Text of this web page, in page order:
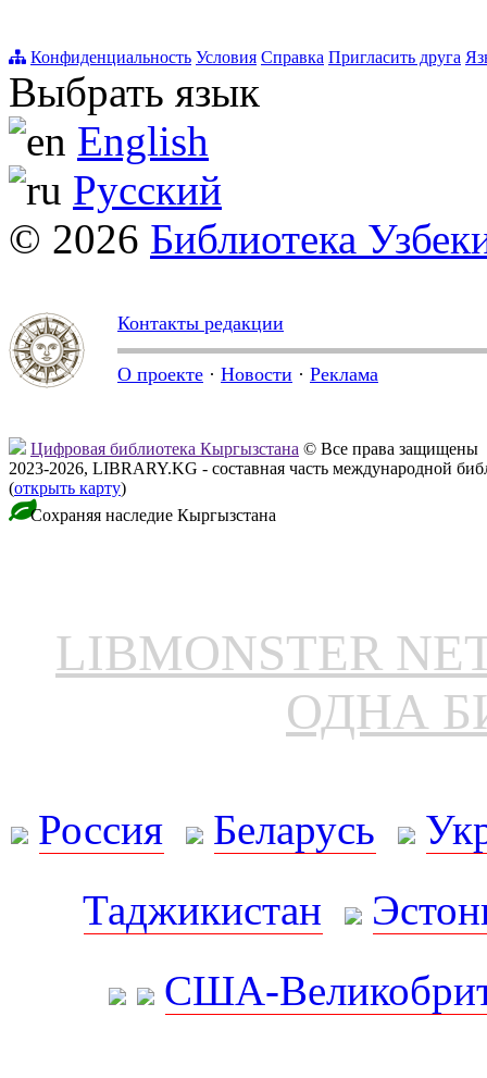
Конфиденциальность Условия Справка Пригласить друга
Выбрать язык
English
Русский
© 2026 Библиотека
Контакты редакции
О проекте · Новости · Реклама
Цифровая библиотека Кыргызстана © Все права защищены
2023-2026, LIBRARY.KG - составная часть международной
(открыть карту)
Сохраняя наследие Кыргызстана
LIBMONSTER
ОДНА
Россия Беларусь
Таджикистан
США-